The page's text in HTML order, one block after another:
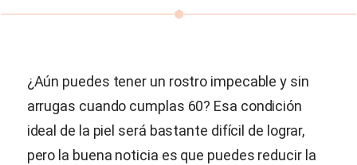
¿Aún puedes tener un rostro impecable y sin
arrugas cuando cumplas 60? Esa condición
ideal de la piel será bastante difícil de lograr,
pero la buena noticia es que puedes reducir la